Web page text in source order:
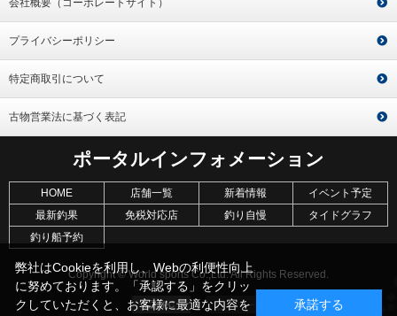
会社概要（コーポレートサイト）
プライバシーポリシー
特定商取引について
古物営業法に基づく表記
ポータルインフォメーション
HOME 店舗一覧 新着情報
イベント予定
最新釣果
免税対応店 釣り自慢
タイドグラフ
釣り船予約
Copyright © World sports Co.,Ltd. All Rights Reserved.
弊社はCookieを利用し、Webの利便性向上
に努めております。「承認する」をクリッ
クしていただくと、お客様に最適な内容を
承諾する